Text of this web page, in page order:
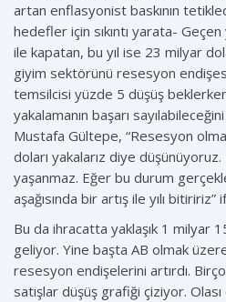
artan enflasyonist baskının
hedefler için sıkıntı yarata-
ile kapatan, bu yıl ise 23 milyar
giyim sektörünü resesyon
temsilcisi yüzde 5 düşüş
yakalamanın başarı
Mustafa Gültepe, “Resesyon
doları yakalarız diye
yaşanmaz. Eğer bu durum
aşağısında bir artış ile yılı bitiririz”
Bu da ihracatta yaklaşık 1 milyar
geliyor. Yine başta AB olmak
resesyon endişelerini artırdı.
satışlar düşüş grafiği çiziyor.